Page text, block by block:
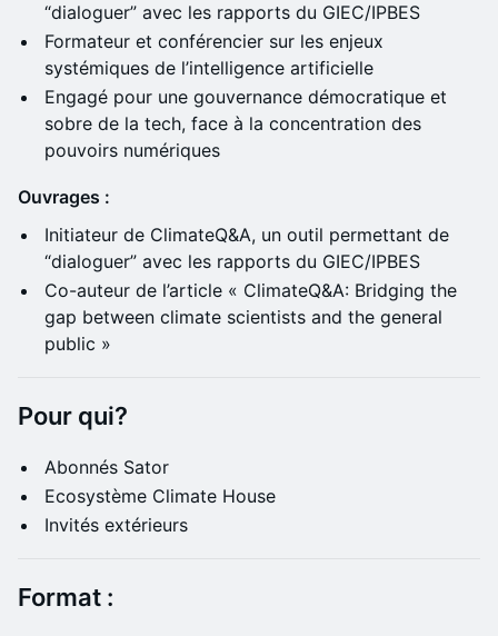
“dialoguer” avec les rapports du GIEC/IPBES
Formateur et conférencier sur les enjeux
systémiques de l’intelligence artificielle
Engagé pour une gouvernance démocratique et
sobre de la tech, face à la concentration des
pouvoirs numériques
Ouvrages :
Initiateur de ClimateQ&A, un outil permettant de
“dialoguer” avec les rapports du GIEC/IPBES
Co-auteur de l’article « ClimateQ&A: Bridging the
gap between climate scientists and the general
public »
​Pour qui?
​Abonnés Sator
Ecosystème Climate House
​Invités extérieurs
​Format :